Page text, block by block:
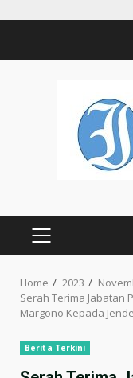
PRIMARY
Home 2023
Serah Terima Jabatan
Margono Kepada
Berita Terkini